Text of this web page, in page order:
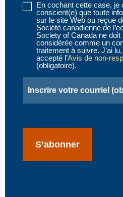
Disclaimer
(obligatoire)
En cochant cette case, je
conscient(e) que toute
sur le site Web ou reçue
Société canadienne de
Society of Canada ne doit
considérée comme un
traitement à suivre. J’ai
accepté l’Avis de non-
(obligatoire).
(obligatoire)